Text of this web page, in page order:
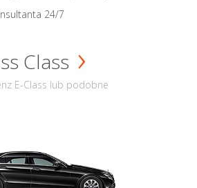
24/7
Class
E-Class lub podobne